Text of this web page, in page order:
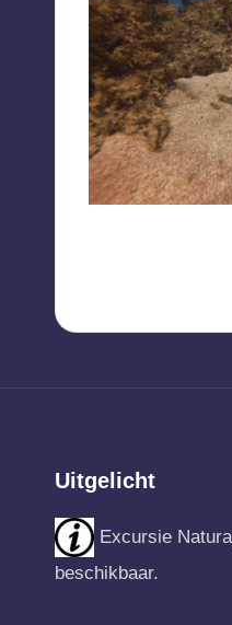
Uitgelicht
Excursie
beschikbaar.